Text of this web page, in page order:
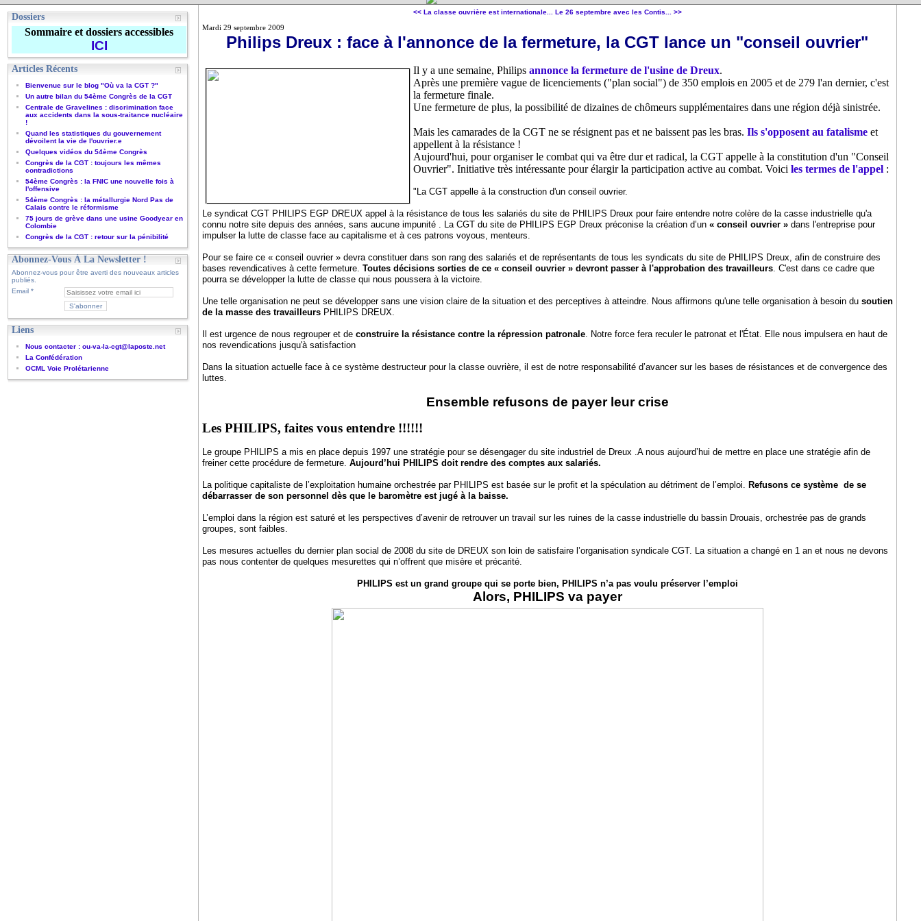
Dossiers
Sommaire et dossiers accessibles
ICI
Articles Récents
Bienvenue sur le blog "Où va la CGT ?"
Un autre bilan du 54ème Congrès de la CGT
Centrale de Gravelines : discrimination face
aux accidents dans la sous-traitance nucléaire
!
Quand les statistiques du gouvernement
dévoilent la vie de l'ouvrier.e
Quelques vidéos du 54ème Congrès
Congrès de la CGT : toujours les mêmes
contradictions
54ème Congrès : la FNIC une nouvelle fois à
l'offensive
54ème Congrès : la métallurgie Nord Pas de
Calais contre le réformisme
75 jours de grève dans une usine Goodyear en
Colombie
Congrès de la CGT : retour sur la pénibilité
Abonnez-Vous À La Newsletter !
Abonnez-vous pour être averti des nouveaux articles
publiés.
Email
Liens
Nous contacter : ou-va-la-cgt@laposte.net
La Confédération
OCML Voie Prolétarienne
<< La classe ouvrière est internationale... Le 26 septembre avec les Contis... >>
Mardi 29 septembre 2009
Philips Dreux : face à l'annonce de la fermeture, la CGT lance un "conseil ouvrier"
Il y a une semaine, Philips annonce la fermeture de l'usine de Dreux.
Après une première vague de licenciements ("plan social") de 350 emplois en 2005 et de 279 l'an dernier, c'est
la fermeture finale.
Une fermeture de plus, la possibilité de dizaines de chômeurs supplémentaires dans une région déjà sinistrée.
Mais les camarades de la CGT ne se résignent pas et ne baissent pas les bras. Ils s'opposent au fatalismeet
appellent à la résistance !
Aujourd'hui, pour organiser le combat qui va être dur et radical, la CGT appelle à la constitution d'un "Conseil
Ouvrier". Initiative très intéressante pour élargir la participation active au combat. Voici les termes de l'appel:
"La CGT appelle à la construction d'un conseil ouvrier.
Le syndicat CGT PHILIPS EGP DREUX appel à la résistance de tous les salariés du site de PHILIPS Dreux pour faire entendre notre colère de la casse industrielle qu'a
connu notre site depuis des années, sans aucune impunité . La CGT du site de PHILIPS EGP Dreux préconise la création d’un « conseil ouvrier »dans l'entreprise pour
impulser la lutte de classe face au capitalisme et à ces patrons voyous, menteurs.
Pour se faire ce « conseil ouvrier » devra constituer dans son rang des salariés et de représentants de tous les syndicats du site de PHILIPS Dreux, afin de construire des
bases revendicatives à cette fermeture. Toutes décisions sorties de ce « conseil ouvrier » devront passer à l'approbation des travailleurs. C'est dans ce cadre que
pourra se développer la lutte de classe qui nous poussera à la victoire.
Une telle organisation ne peut se développer sans une vision claire de la situation et des perceptives à atteindre. Nous affirmons qu'une telle organisation à besoin du soutien
de la masse des travailleursPHILIPS DREUX.
Il est urgence de nous regrouper et de construire la résistance contre la répression patronale. Notre force fera reculer le patronat et l'État. Elle nous impulsera en haut de
nos revendications jusqu'à satisfaction
Dans la situation actuelle face à ce système destructeur pour la classe ouvrière, il est de notre responsabilité d’avancer sur les bases de résistances et de convergence des
luttes.
Ensemble refusons de payer leur crise
Les PHILIPS, faites vous entendre !!!!!!
Le groupe PHILIPS a mis en place depuis 1997 une stratégie pour se désengager du site industriel de Dreux .A nous aujourd’hui de mettre en place une stratégie afin de
freiner cette procédure de fermeture. Aujourd’hui PHILIPS doit rendre des comptes aux salariés.
La politique capitaliste de l’exploitation humaine orchestrée par PHILIPS est basée sur le profit et la spéculation au détriment de l’emploi. Refusons ce système de se
débarrasser de son personnel dès que le baromètre est jugé à la baisse.
L’emploi dans la région est saturé et les perspectives d’avenir de retrouver un travail sur les ruines de la casse industrielle du bassin Drouais, orchestrée pas de grands
groupes, sont faibles.
Les mesures actuelles du dernier plan social de 2008 du site de DREUX son loin de satisfaire l’organisation syndicale CGT. La situation a changé en 1 an et nous ne devons
pas nous contenter de quelques mesurettes qui n’offrent que misère et précarité.
PHILIPS est un grand groupe qui se porte bien, PHILIPS n’a pas voulu préserver l’emploi
Alors, PHILIPS va payer